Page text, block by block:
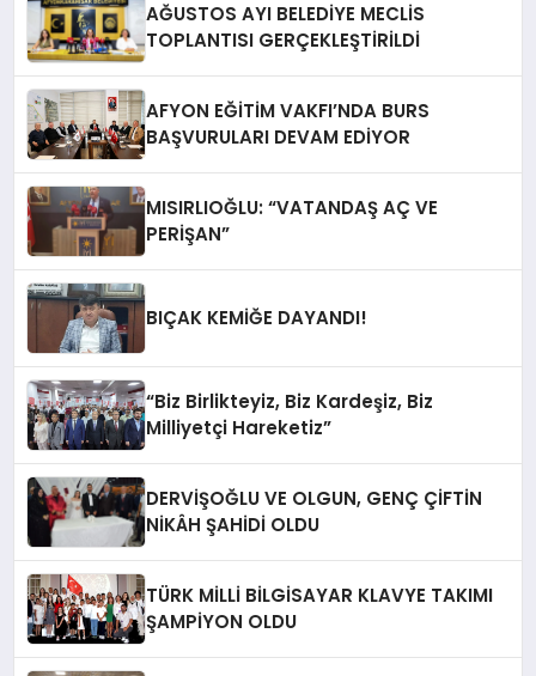
AĞUSTOS AYI BELEDİYE MECLİS
TOPLANTISI GERÇEKLEŞTİRİLDİ
AFYON EĞİTİM VAKFI’NDA BURS
BAŞVURULARI DEVAM EDİYOR
MISIRLIOĞLU: “VATANDAŞ AÇ VE
PERİŞAN”
BIÇAK KEMİĞE DAYANDI!
“Biz Birlikteyiz, Biz Kardeşiz, Biz
Milliyetçi Hareketiz”
DERVİŞOĞLU VE OLGUN, GENÇ ÇİFTİN
NİKÂH ŞAHİDİ OLDU
TÜRK MİLLİ BİLGİSAYAR KLAVYE TAKIMI
ŞAMPİYON OLDU